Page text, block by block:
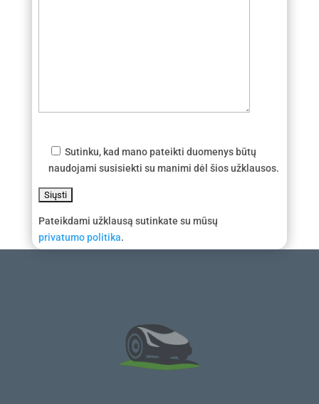
Sutinku, kad mano pateikti duomenys būtų
naudojami susisiekti su manimi dėl šios užklausos.
Pateikdami užklausą sutinkate su mūsų
privatumo politika.